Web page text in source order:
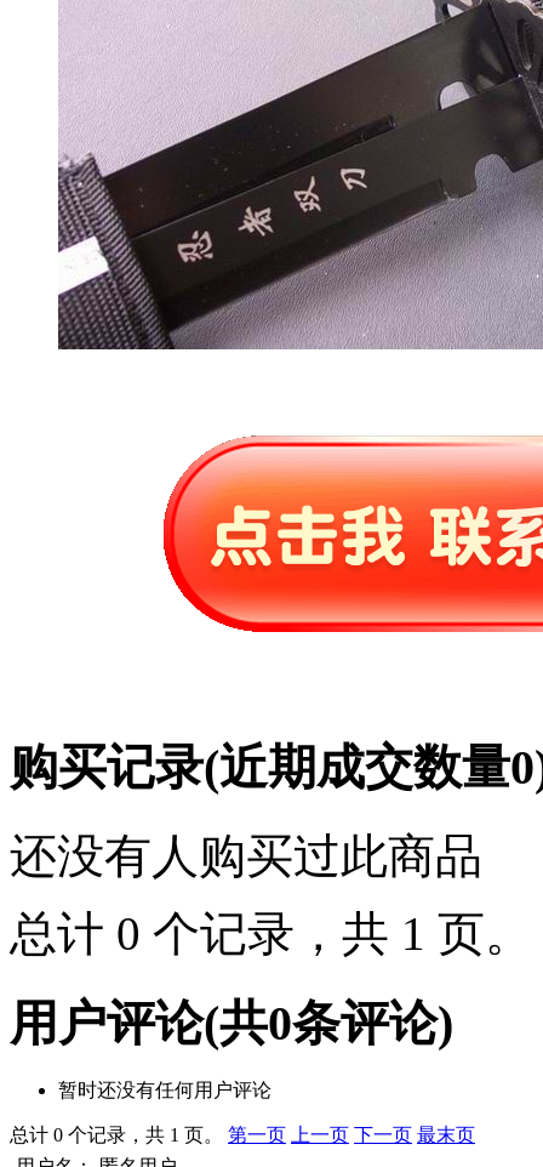
购买记录(近期成交数量0
还没有人购买过此商品
总计 0 个记录，共 1 页。
用户评论(共0条评论)
暂时还没有任何用户评论
总计 0 个记录，共 1 页。 第一页 上一页 下一页 最末页